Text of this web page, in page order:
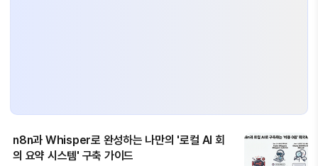
n8n과 Whisper로 완성하는 나만의 '로컬 AI 회
의 요약 시스템' 구축 가이드